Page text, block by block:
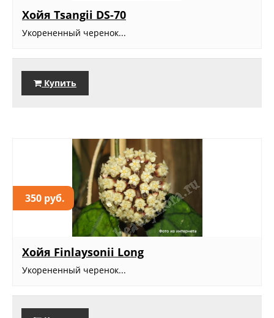
Хойя Tsangii DS-70
Укорененный черенок...
Купить
350 руб.
Хойя Finlaysonii Long
Укорененный черенок...